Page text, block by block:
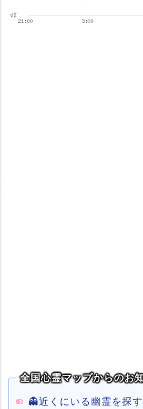
全国心霊マップからのお
👻近くにいる幽霊を探す